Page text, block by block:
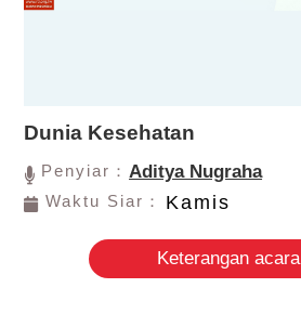
Dunia Kesehatan
Penyiar： Aditya Nugraha
Waktu Siar： Kamis
Keterangan acara